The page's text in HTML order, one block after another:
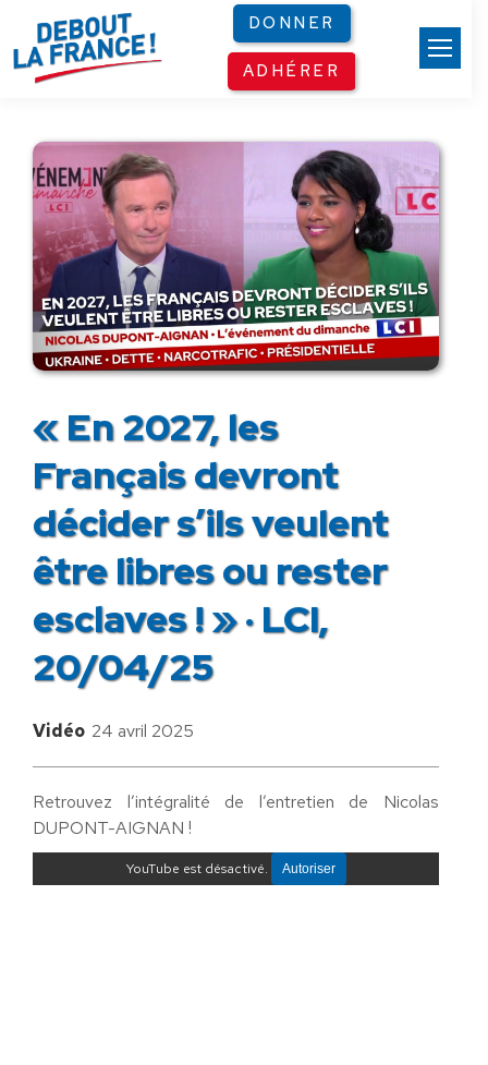
DONNER
ADHÉRER
« En 2027, les
Français devront
décider s’ils veulent
être libres ou rester
esclaves ! » · LCI,
20/04/25
Vidéo 24 avril 2025
Retrouvez l’intégralité de l’entretien de Nicolas
DUPONT-AIGNAN !
YouTube est désactivé. Autoriser
Panneau de gestion des cookies